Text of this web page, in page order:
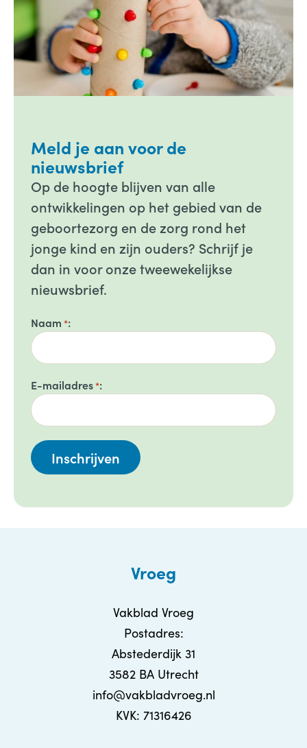
Meld je aan voor de
nieuwsbrief
Op de hoogte blijven van alle
ontwikkelingen op het gebied van de
geboortezorg en de zorg rond het
jonge kind en zijn ouders? Schrijf je
dan in voor onze tweewekelijkse
nieuwsbrief.
Naam *
E-mailadres*
Vroeg
Vakblad Vroeg
Postadres:
Abstederdijk 31
3582 BA Utrecht
info@vakbladvroeg.nl
KVK: 71316426